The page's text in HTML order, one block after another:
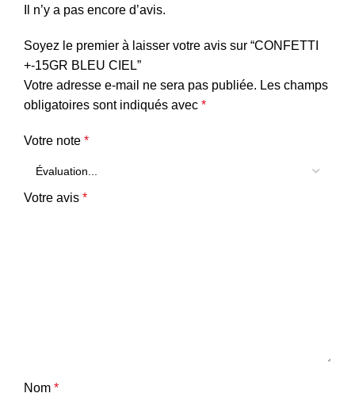
Il n’y a pas encore d’avis.
Soyez le premier à laisser votre avis sur “CONFETTI
+-15GR BLEU CIEL”
Votre adresse e-mail ne sera pas publiée. Les champs
obligatoires sont indiqués avec *
Votre note *
Votre avis *
Nom *